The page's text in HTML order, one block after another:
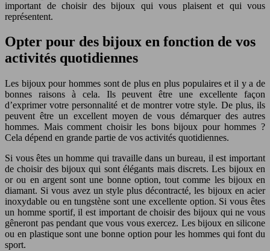
important de choisir des bijoux qui vous plaisent et qui vous
représentent.
Opter pour des bijoux en fonction de vos
activités quotidiennes
Les bijoux pour hommes sont de plus en plus populaires et il y a de
bonnes raisons à cela. Ils peuvent être une excellente façon
d’exprimer votre personnalité et de montrer votre style. De plus, ils
peuvent être un excellent moyen de vous démarquer des autres
hommes. Mais comment choisir les bons bijoux pour hommes ?
Cela dépend en grande partie de vos activités quotidiennes.
Si vous êtes un homme qui travaille dans un bureau, il est important
de choisir des bijoux qui sont élégants mais discrets. Les bijoux en
or ou en argent sont une bonne option, tout comme les bijoux en
diamant. Si vous avez un style plus décontracté, les bijoux en acier
inoxydable ou en tungstène sont une excellente option. Si vous êtes
un homme sportif, il est important de choisir des bijoux qui ne vous
gêneront pas pendant que vous vous exercez. Les bijoux en silicone
ou en plastique sont une bonne option pour les hommes qui font du
sport.